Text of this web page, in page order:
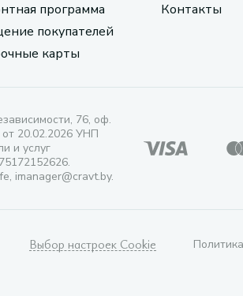
программа
покупателей
карты
Контакты
76, оф.
20.02.2026 УНП
и услуг
imanager@cravt.by.
Выбор настроек Cookie